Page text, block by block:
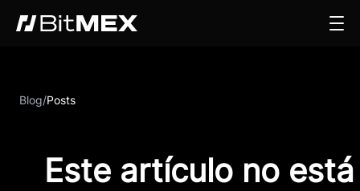
Blog/Posts
Este artículo no está